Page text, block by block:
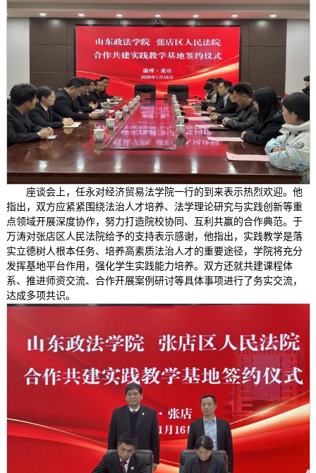
座谈会上，任永对经济贸易法学院一行的到来表示热烈欢迎。他
指出，双方应紧紧围绕法治人才培养、法学理论研究与实践创新等重
点领域开展深度协作，努力打造院校协同、互利共赢的合作典范。于
万涛对张店区人民法院给予的支持表示感谢，他指出，实践教学是落
实立德树人根本任务、培养高素质法治人才的重要途径，学院将充分
发挥基地平台作用，强化学生实践能力培养。双方还就共建课程体
系、推进师资交流、合作开展案例研讨等具体事项进行了务实交流，
达成多项共识。